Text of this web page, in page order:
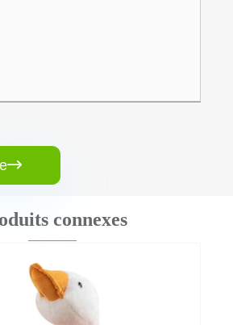

connexes
peluche à jouets doux